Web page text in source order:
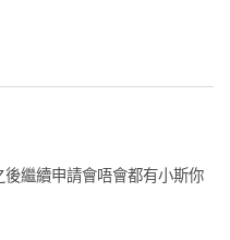
繼續申請會唔會都有小斯你